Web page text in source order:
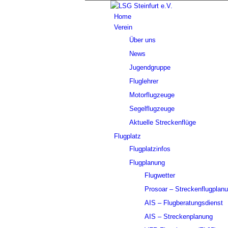
Home
Verein
Über uns
News
Jugendgruppe
Fluglehrer
Motorflugzeuge
Segelflugzeuge
Aktuelle Streckenflüge
Flugplatz
Flugplatzinfos
Flugplanung
Flugwetter
Prosoar –
AIS – Flugberatungsdienst
AIS – Streckenplanung